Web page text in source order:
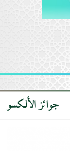
جوائز الألكسو